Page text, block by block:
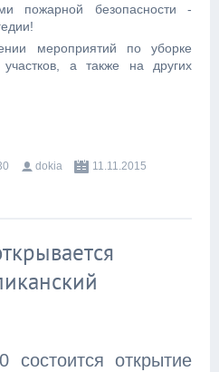
пожарной безопасности -
по уборке
а также на других
dokia
11.11.2015
открытие